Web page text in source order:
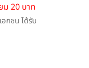
ม 20 บาท
กชน ได้รับ